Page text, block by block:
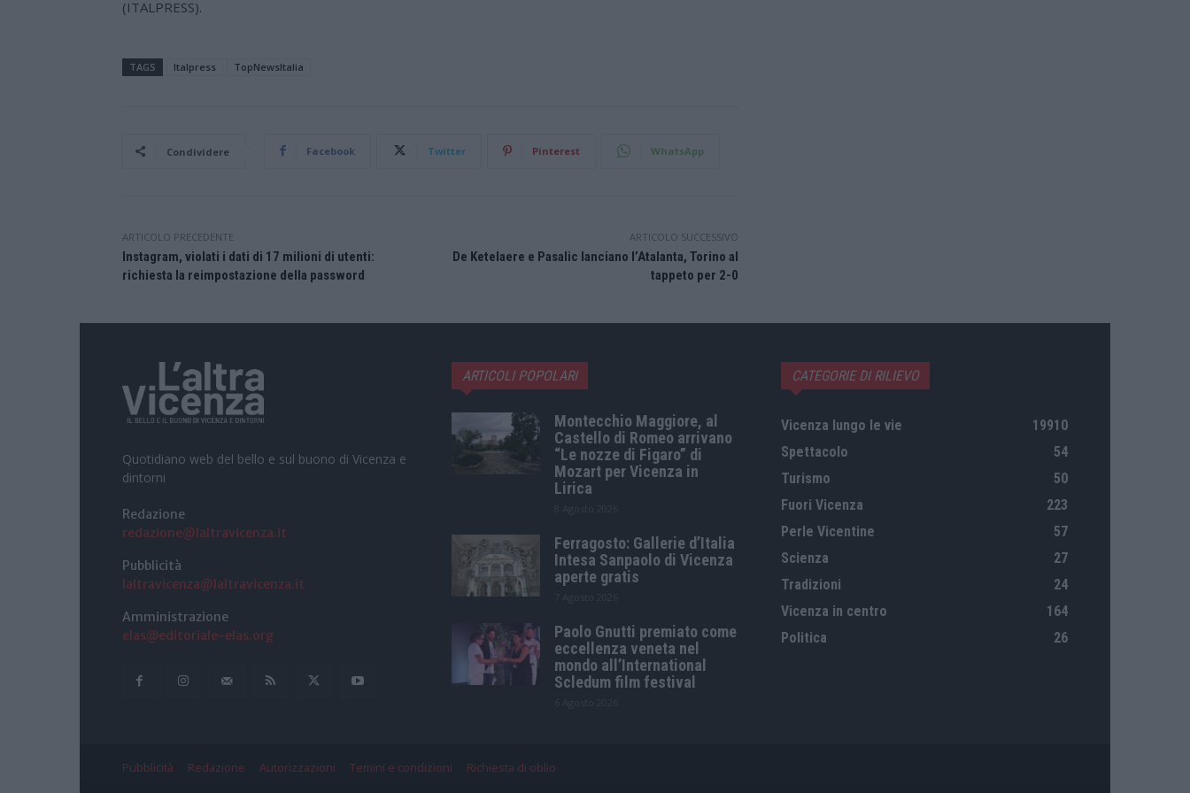
(ITALPRESS).
TAGS Italpress TopNewsItalia
Condividere Facebook Twitter Pinterest WhatsApp
ARTICOLO PRECEDENTE
Instagram, violati i dati di 17 milioni di utenti:
richiesta la reimpostazione della password
ARTICOLO SUCCESSIVO
De Ketelaere e Pasalic lanciano l’Atalanta, Torino al
tappeto per 2-0
Quotidiano web del bello e sul buono di Vicenza e
dintorni
Redazione
redazione@laltravicenza.it
Pubblicità
laltravicenza@laltravicenza.it
Amministrazione
elas@editoriale-elas.org
ARTICOLI POPOLARI
Montecchio Maggiore, al
Castello di Romeo arrivano
“Le nozze di Figaro” di
Mozart per Vicenza in
Lirica
Ferragosto: Gallerie d’Italia
Intesa Sanpaolo di Vicenza
aperte gratis
Paolo Gnutti premiato come
eccellenza veneta nel
mondo all’International
Scledum film festival
CATEGORIE DI RILIEVO
Vicenza lungo le vie
19910
Spettacolo
54
Turismo
50
Fuori Vicenza
223
Perle Vicentine
57
Scienza
27
Tradizioni
24
Vicenza in centro
164
Politica
26
Pubblicità Redazione Autorizzazioni Temini e condizioni Richiesta di oblio